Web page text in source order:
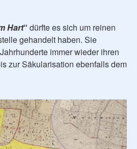
Hart“ dürfte es sich um reinen
gehandelt haben. Sie
immer wieder ihren
zur Säkularisation ebenfalls dem